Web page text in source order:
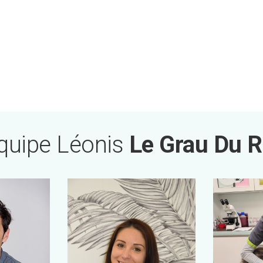
Léonis Le Grau Du